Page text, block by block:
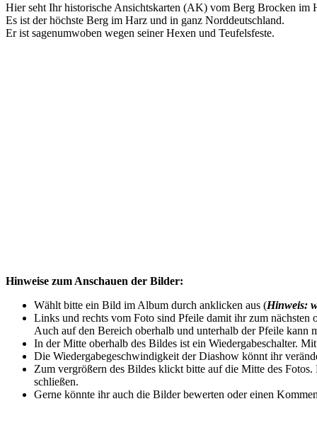
Hier seht Ihr historische Ansichtskarten (AK) vom Berg Brocken im
Es ist der höchste Berg im Harz und in ganz Norddeutschland.
Er ist sagenumwoben wegen seiner Hexen und Teufelsfeste.
Hinweise zum Anschauen der Bilder:
Wählt bitte ein Bild im Album durch anklicken aus (Hinweis:
Links und rechts vom Foto sind Pfeile damit ihr zum
Auch auf den Bereich oberhalb und unterhalb der Pfeile kann
In der Mitte oberhalb des Bildes ist ein Wiedergabeschalter.
Die Wiedergabegeschwindigkeit der Diashow könnt ihr
Zum vergrößern des Bildes klickt bitte auf die Mitte des
schließen.
Gerne könnte ihr auch die Bilder bewerten oder einen